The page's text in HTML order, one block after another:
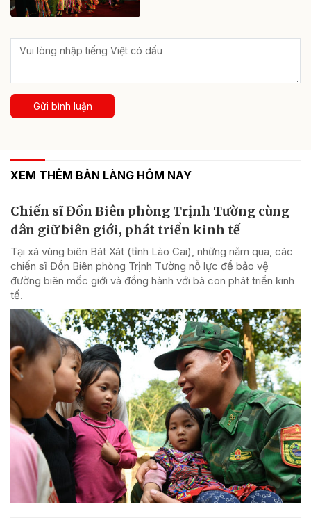
Gửi bình luận
XEM THÊM BẢN LÀNG HÔM NAY
Chiến sĩ Đồn Biên phòng Trịnh Tường cùng
dân giữ biên giới, phát triển kinh tế
Tại xã vùng biên Bát Xát (tỉnh Lào Cai), những năm qua, các
chiến sĩ Đồn Biên phòng Trịnh Tường nỗ lực để bảo vệ
đường biên mốc giới và đồng hành với bà con phát triển kinh
tế.